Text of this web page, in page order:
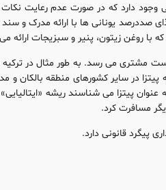
دارد که در صورت عدم رعایت
صددرصد یونانی ها با ارائه مدرک و
با روغن زیتون، پنیر و سبزیجات ارائه
مشتری می رسد. به طور مثال در
در سایر کشورهای منطقه بالکان و
پیتزا می شناسند ریشه
مسافرت کرد.
پیگرد قانونی دارد.